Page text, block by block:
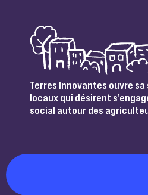
Terres Innovantes ouvre
locaux qui désirent
social autour des